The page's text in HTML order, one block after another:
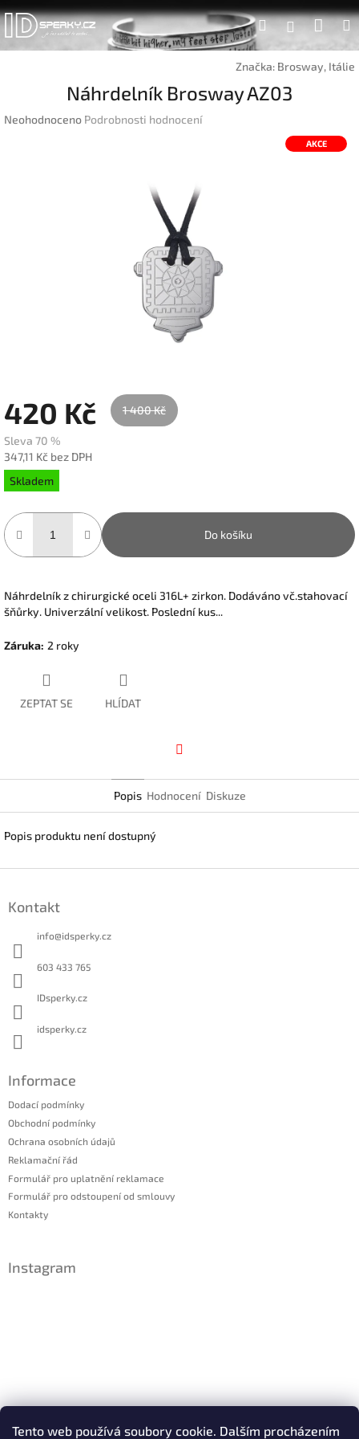
Tento web používá soubory cookie. Dalším procházením
Přejít
na
obsah
Hledat
Značka: Brosway, Itálie
Náhrdelník Brosway AZ03
Průměrné
Neohodnoceno Podrobnosti hodnocení
AKCE
420 Kč 1 400 Kč
Sleva 70 %
347,11 Kč bez DPH
Měrná
cena:
Skladem
Do košíku
Náhrdelník z chirurgické oceli 316L+ zirkon. Dodáváno vč.stahovací
šňůrky. Univerzální velikost. Poslední kus...
Záruka: 2 roky
ZEPTAT SE HLÍDAT
Popis Hodnocení Diskuze
Popis produktu není dostupný
Kontakt
info@idsperky.cz
603 433 765
IDsperky.cz
idsperky.cz
Informace
Dodací podmínky
Obchodní podmínky
Ochrana osobních údajů
Reklamační řád
Formulář pro uplatnění reklamace
Formulář pro odstoupení od smlouvy
Kontakty
Instagram
Sledovat na Instagramu